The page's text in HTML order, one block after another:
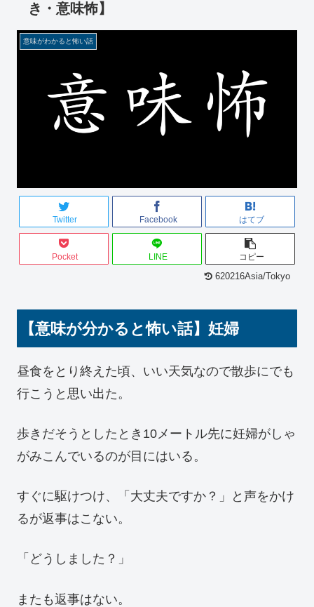
き・意味怖】
意味がわかると怖い話
Twitter Facebook はてブ
Pocket LINE コピー
620216Asia/Tokyo
【意味が分かると怖い話】妊婦
昼食をとり終えた頃、いい天気なので散歩にでも
行こうと思い出た。
歩きだそうとしたとき10メートル先に妊婦がしゃ
がみこんでいるのが目にはいる。
すぐに駆けつけ、「大丈夫ですか？」と声をかけ
るが返事はこない。
「どうしました？」
またも返事はない。